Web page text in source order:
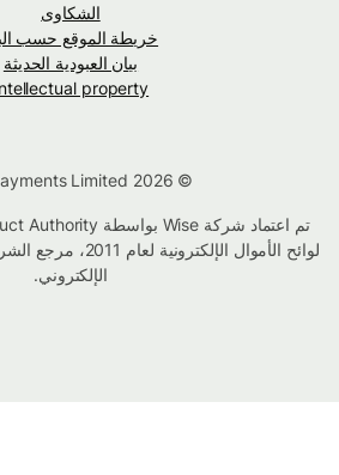
الشكاوى
خريطة الموقع حسب البلد
بيان العبودية الحديثة
Intellectual property
لوائح الأموال الإلكترونية لعام 2011، مرجع الشركة
الإلكتروني.